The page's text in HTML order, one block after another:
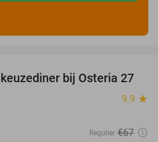
41%
bij Osteria 27
9.9 star
Regulier €67